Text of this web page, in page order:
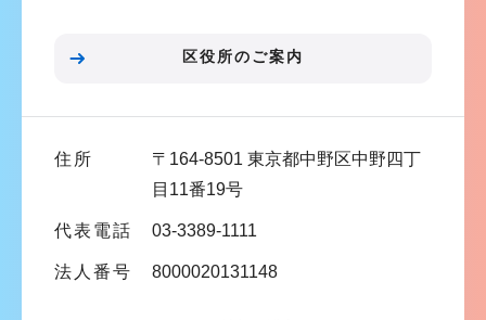
ま
区役所のご案内
住所
〒164-8501 東京都中野区中野四丁
目11番19号
代表電話 03-3389-1111
法人番号 8000020131148